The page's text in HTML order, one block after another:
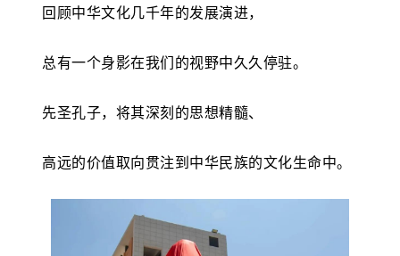
回顾中华文化几千年的发展演进，
总有一个身影在我们的视野中久久停驻。
先圣孔子， 将其深刻的思想精髓、
高远的价值取向贯注到中华民族的文化生命中。